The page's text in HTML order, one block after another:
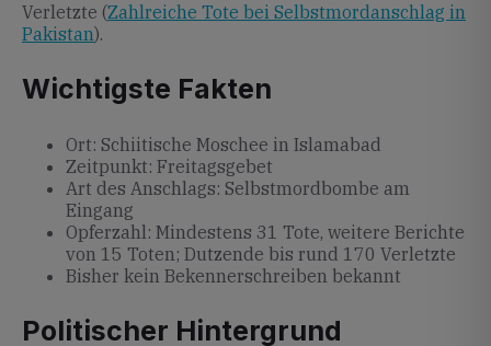
Verletzte (Zahlreiche Tote bei Selbstmordanschlag in
Pakistan).
Wichtigste Fakten
Ort: Schiitische Moschee in Islamabad
Zeitpunkt: Freitagsgebet
Art des Anschlags: Selbstmordbombe am
Eingang
Opferzahl: Mindestens 31 Tote, weitere Berichte
von 15 Toten; Dutzende bis rund 170 Verletzte
Bisher kein Bekennerschreiben bekannt
Politischer Hintergrund